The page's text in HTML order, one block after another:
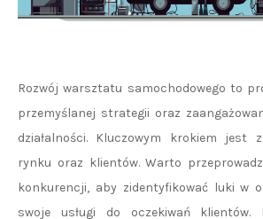
Rozwój warsztatu samochodowego to
przemyślanej strategii oraz
działalności. Kluczowym krokiem jest
rynku oraz klientów. Warto
konkurencji, aby zidentyfikować luki w
swoje usługi do oczekiwań klientów.